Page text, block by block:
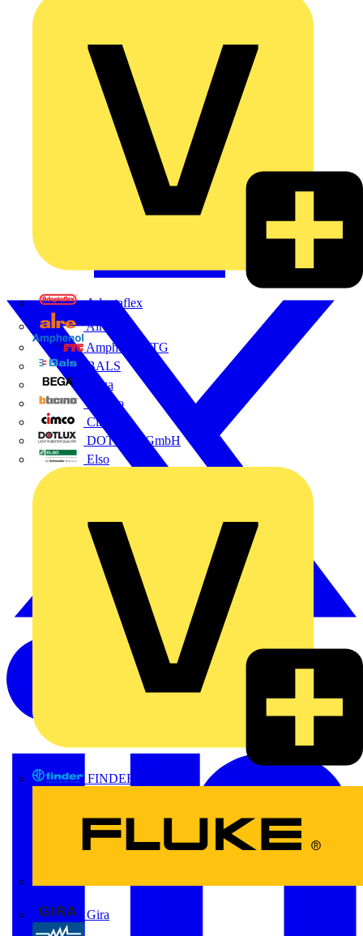
Adaptaflex
Alre
Amphenol FTG
BALS
Bega
Bticino
Cimco
DOTLUX GmbH
Elso
FINDER
Gira